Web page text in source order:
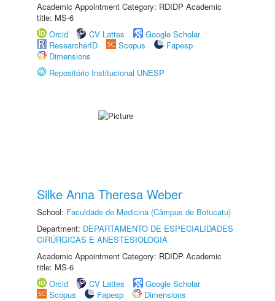
Academic Appointment Category: RDIDP Academic
title: MS-6
Orcid
CV Lattes
Google Scholar
ResearcherID
Scopus
Fapesp
Dimensions
Repositório Institucional UNESP
Silke Anna Theresa Weber
School: Faculdade de Medicina (Câmpus de Botucatu)
Department: DEPARTAMENTO DE ESPECIALIDADES
CIRÚRGICAS E ANESTESIOLOGIA
Academic Appointment Category: RDIDP Academic
title: MS-6
Orcid
CV Lattes
Google Scholar
Scopus
Fapesp Dimensions